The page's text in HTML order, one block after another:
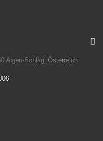
Aigen-Schlägl Österreich